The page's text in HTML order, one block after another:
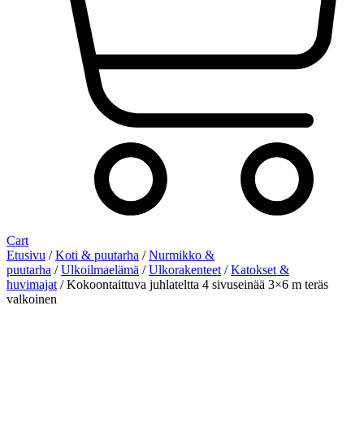
Cart
Etusivu /Koti & puutarha /Nurmikko &
puutarha /Ulkoilmaelämä /Ulkorakenteet /Katokset &
huvimajat / Kokoontaittuva juhlateltta 4 sivuseinää 3×6 m teräs
valkoinen